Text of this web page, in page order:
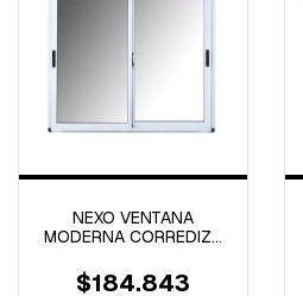
NEXO VENTANA
MODERNA CORREDIZA
1.20x0.60 MTS
$184.843